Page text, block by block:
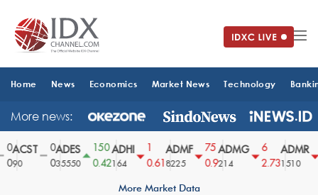
Home News Economics Market News Technology
More news:
ACST
90
ADES
35550
150
0.42
ADHI
164
0.61
ADMF
8225
75
0.9
ADMG
214
6
2.73
ADMR
1510
More Market Data